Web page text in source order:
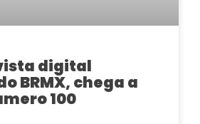
digital
BRMX, chega a
100